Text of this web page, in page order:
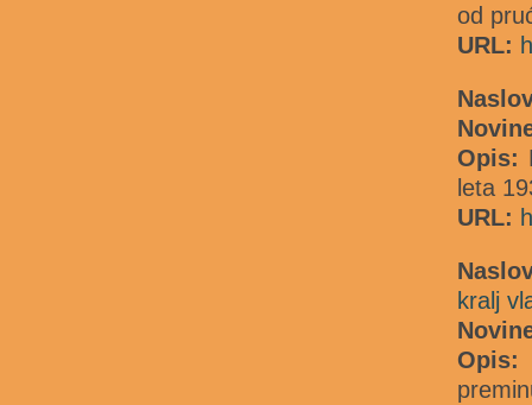
od
URL:
Opis:
leta
URL:
kralj
Opis: